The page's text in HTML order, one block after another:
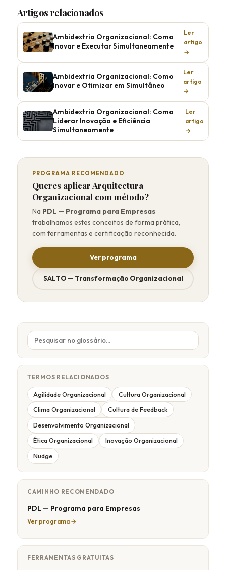
Artigos relacionados
Ambidextria Organizacional: Como
Inovar e Executar Simultaneamente
Ler
artigo
→
Ambidextria Organizacional: Como
Inovar e Otimizar em Simultâneo
Ler
artigo
→
Ambidextria Organizacional: Como
Liderar Inovação e Eficiência
Simultaneamente
Ler
artigo
→
PROGRAMA RECOMENDADO
Queres aplicar Arquitectura
Organizacional com método?
Na PDL — Programa para Empresas
trabalhamos estes conceitos de forma prática,
com ferramentas e certificação reconhecida.
Ver programa
SALTO — Transformação Organizacional
TERMOS RELACIONADOS
Agilidade Organizacional Cultura Organizacional
Clima Organizacional Cultura de Feedback
Desenvolvimento Organizacional
Ética Organizacional Inovação Organizacional
Nudge
CAMINHO RECOMENDADO
PDL — Programa para Empresas
Ver programa →
FERRAMENTAS GRATUITAS